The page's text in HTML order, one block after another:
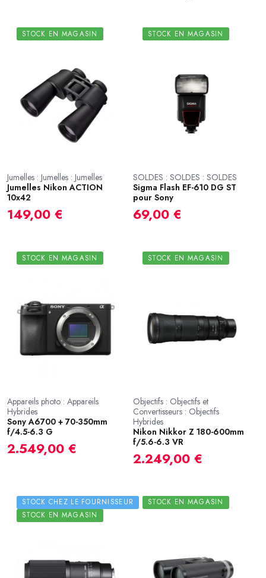
STOCK EN MAGASIN
Jumelles : Jumelles : Jumelles
Jumelles Nikon ACTION
10x42
149,00 €
STOCK EN MAGASIN
SOLDES : SOLDES : SOLDES
Sigma Flash EF-610 DG ST
pour Sony
69,00 €
STOCK EN MAGASIN
Appareils photo : Appareils
Hybrides
Sony A6700 + 70-350mm
f/4.5-6.3 G
2.549,00 €
STOCK EN MAGASIN
Objectifs : Objectifs et
Convertisseurs : Objectifs
Hybrides
Nikon Nikkor Z 180-600mm
f/5.6-6.3 VR
2.249,00 €
STOCK CHEZ LE FOURNISSEUR
STOCK EN MAGASIN
STOCK EN MAGASIN